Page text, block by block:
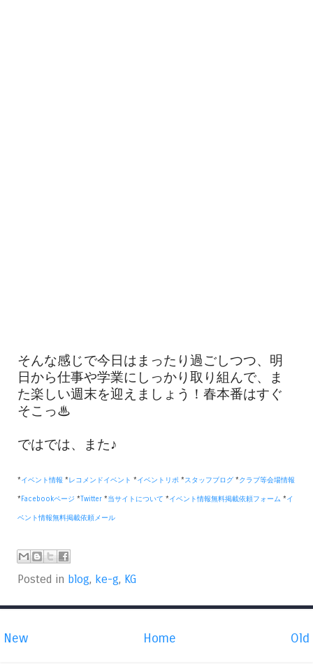
そんな感じで今日はまったり過ごしつつ、明
日から仕事や学業にしっかり取り組んで、ま
た楽しい週末を迎えましょう！春本番はすぐ
そこっ♨︎
ではでは、また♪
*イベント情報 *レコメンドイベント *イベントリポ *スタッフブログ *クラブ等会場情報
* Facebookページ *Twitter *当サイトについて *イベント情報無料掲載依頼フォーム *イ
ベント情報無料掲載依頼メール
Posted in blog, ke-g, KG
New Old
Home